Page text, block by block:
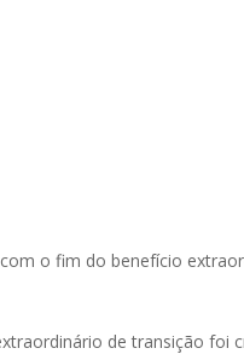
o fim do benefício
de transição foi